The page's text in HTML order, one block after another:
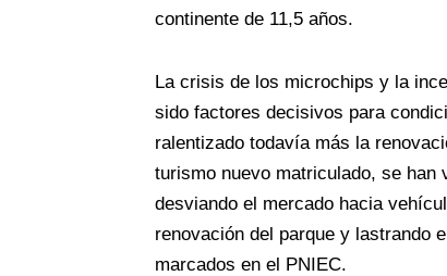
continente de 11,5 años.
La crisis de los microchips y la
sido factores decisivos para
ralentizado todavía más la
turismo nuevo matriculado, se han
desviando el mercado hacia
renovación del parque y lastrando
marcados en el PNIEC.